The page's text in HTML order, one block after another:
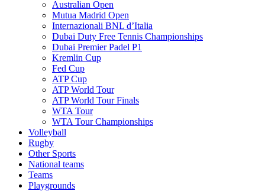
Australian Open
Mutua Madrid Open
Internazionali BNL d’Italia
Dubai Duty Free Tennis Championships
Dubai Premier Padel P1
Kremlin Cup
Fed Cup
ATP Cup
ATP World Tour
ATP World Tour Finals
WTA Tour
WTA Tour Championships
Volleyball
Rugby
Other Sports
National teams
Teams
Playgrounds